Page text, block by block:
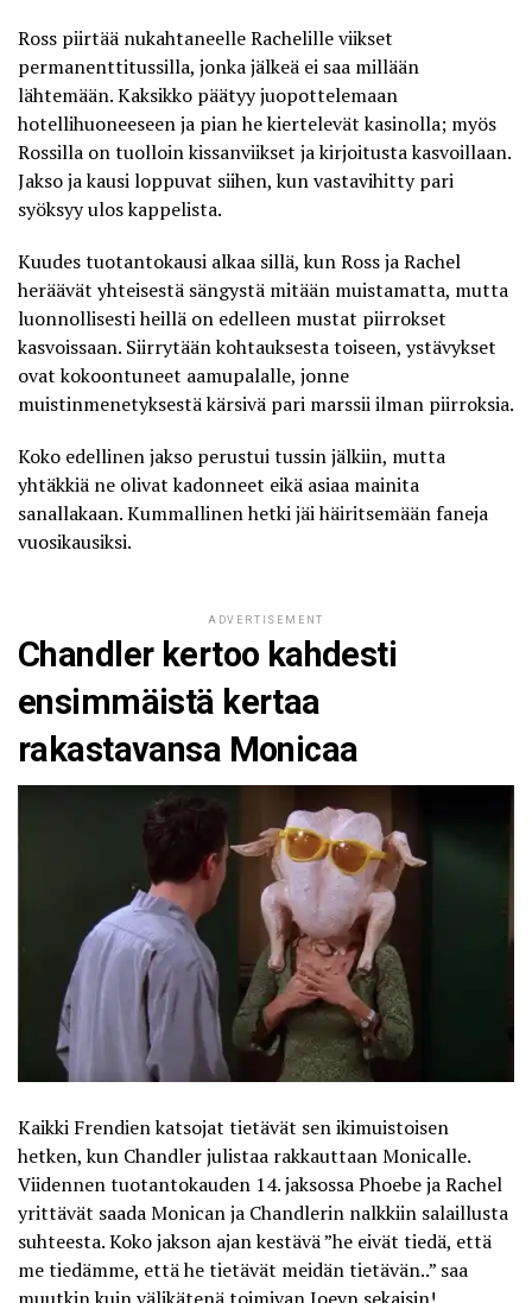
Ross piirtää nukahtaneelle Rachelille viikset
permanenttitussilla, jonka jälkeä ei saa millään
lähtemään. Kaksikko päätyy juopottelemaan
hotellihuoneeseen ja pian he kiertelevät kasinolla; myös
Rossilla on tuolloin kissanviikset ja kirjoitusta kasvoillaan.
Jakso ja kausi loppuvat siihen, kun vastavihitty pari
syöksyy ulos kappelista.
Kuudes tuotantokausi alkaa sillä, kun Ross ja Rachel
heräävät yhteisestä sängystä mitään muistamatta, mutta
luonnollisesti heillä on edelleen mustat piirrokset
kasvoissaan. Siirrytään kohtauksesta toiseen, ystävykset
ovat kokoontuneet aamupalalle, jonne
muistinmenetyksestä kärsivä pari marssii ilman piirroksia.
Koko edellinen jakso perustui tussin jälkiin, mutta
yhtäkkiä ne olivat kadonneet eikä asiaa mainita
sanallakaan. Kummallinen hetki jäi häiritsemään faneja
vuosikausiksi.
ADVERTISEMENT
Chandler kertoo kahdesti
ensimmäistä kertaa
rakastavansa Monicaa
Kaikki Frendien katsojat tietävät sen ikimuistoisen
hetken, kun Chandler julistaa rakkauttaan Monicalle.
Viidennen tuotantokauden 14. jaksossa Phoebe ja Rachel
yrittävät saada Monican ja Chandlerin nalkkiin salaillusta
suhteesta. Koko jakson ajan kestävä ”he eivät tiedä, että
me tiedämme, että he tietävät meidän tietävän..” saa